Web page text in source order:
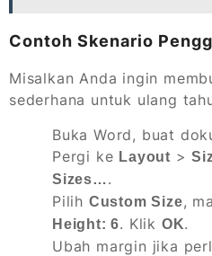
Contoh Skenario
Misalkan Anda ingin
sederhana untuk ulang
Buka Word, buat
Pergi ke Layout >
Sizes….
Pilih Custom Size,
Height: 6. Klik OK.
Ubah margin jika